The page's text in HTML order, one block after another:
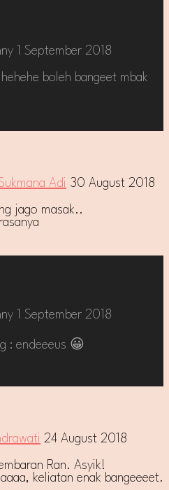
1 September 2018
boleh bangeet mbak
Adi 30 August 2018
jago masak..
1 September 2018
: endeeeus 😀
24 August 2018
Ran. Asyik!
keliatan enak bangeeeet.